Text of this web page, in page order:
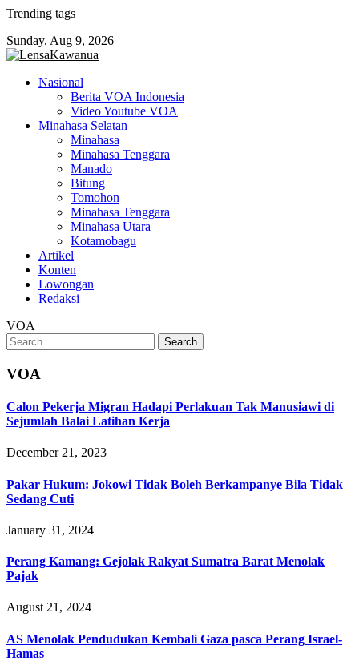
Skip
content
Trending tags
Sunday, Aug 9, 2026
Nasional
Berita VOA Indonesia
Video Youtube VOA
Minahasa Selatan
Minahasa
Minahasa Tenggara
Manado
Bitung
Tomohon
Minahasa Tenggara
Minahasa Utara
Kotamobagu
Artikel
Konten
Lowongan
Redaksi
VOA
Search
for:
VOA
Calon Pekerja Migran Hadapi Perlakuan Tak Manusiawi di
Sejumlah Balai Latihan Kerja
December 21, 2023
Pakar Hukum: Jokowi Tidak Boleh Berkampanye Bila Tidak
Sedang Cuti
January 31, 2024
Perang Kamang: Gejolak Rakyat Sumatra Barat Menolak
Pajak
August 21, 2024
AS Menolak Pendudukan Kembali Gaza pasca Perang Israel-
Hamas